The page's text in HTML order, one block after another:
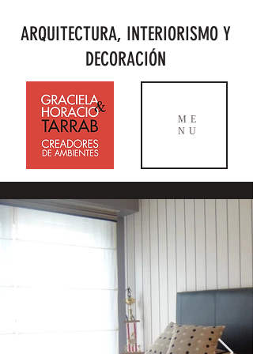
ARQUITECTURA, INTERIORISMO Y
DECORACIÓN
ME
NU